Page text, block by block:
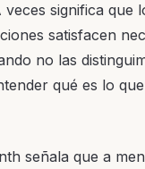
veces significa que
satisfacen
no las
qué es lo
señala que a